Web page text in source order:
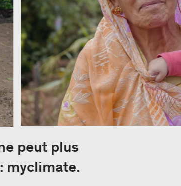
peut plus
myclimate.